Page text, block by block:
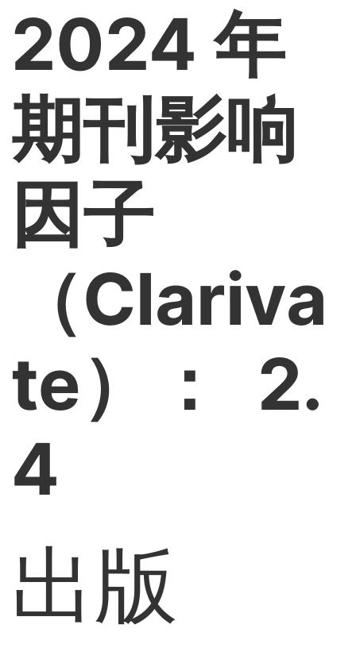
2024 年
期刊影响
因子
（Clariva
te）： 2.
4
出版